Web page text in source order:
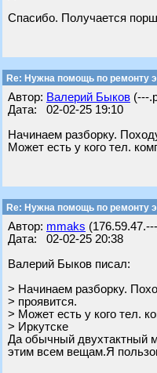
Спасибо. Получается
Re: Нужна помощь по ремонту
Автор: Валерий Быков (---
Дата: 02-02-25 19:10
Начинаем разборку.
Может есть у кого тел.
Re: Нужна помощь по ремонту
Автор: mmaks
Дата: 02-02-25 20:38
Валерий Быков писал:
> Начинаем разборку.
> проявится.
> Может есть у кого тел.
> Иркутске
Да обычный двухтактный
этим всем вещам.Я